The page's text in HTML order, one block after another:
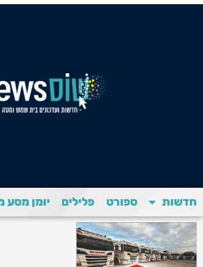
חדשות ספורט פלילים יומן מסע